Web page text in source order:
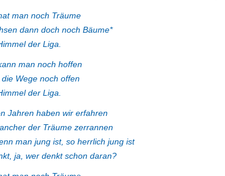
man noch Träume
dann doch noch Bäume*
der Liga.
man noch hoffen
Wege noch offen
der Liga.
Jahren haben wir erfahren
der Träume zerrannen
man jung ist, so herrlich jung ist
ja, wer denkt schon daran?